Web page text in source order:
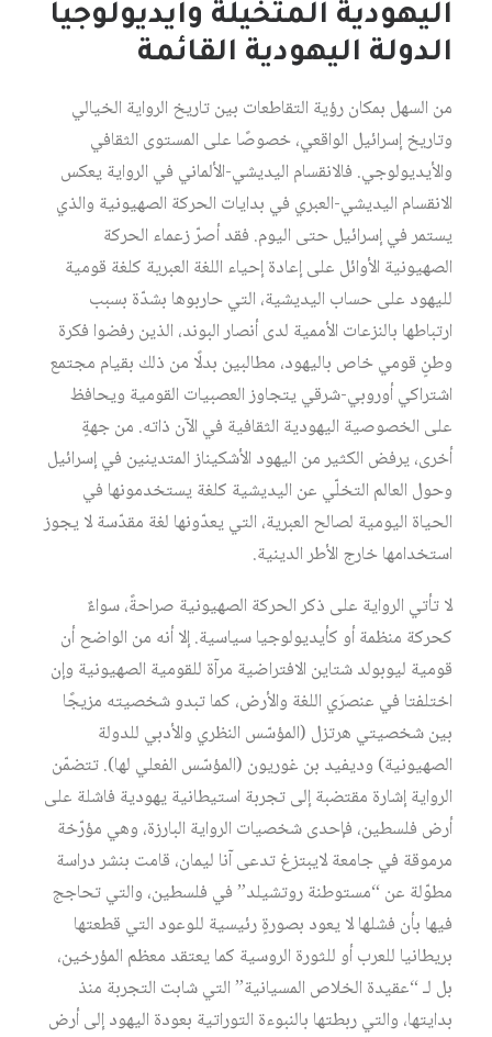
اليهودية المتخيلة وأيديولوجيا
الدولة اليهودية القائمة
من السهل بمكان رؤية التقاطعات بين تاريخ الرواية الخيالي
وتاريخ إسرائيل الواقعي، خصوصًا على المستوى الثقافي
والأيديولوجي. فالانقسام اليديشي-الألماني في الرواية يعكس
الانقسام اليديشي-العبري في بدايات الحركة الصهيونية والذي
يستمر في إسرائيل حتى اليوم. فقد أصرّ زعماء الحركة
الصهيونية الأوائل على إعادة إحياء اللغة العبرية كلغة قومية
لليهود على حساب اليديشية، التي حاربوها بشدّة بسبب
ارتباطها بالنزعات الأممية لدى أنصار البوند، الذين رفضوا فكرة
وطنٍ قومي خاص باليهود، مطالبين بدلًا من ذلك بقيام مجتمع
اشتراكي أوروبي-شرقي يتجاوز العصبيات القومية ويحافظ
على الخصوصية اليهودية الثقافية في الآن ذاته. من جهةٍ
أخرى، يرفض الكثير من اليهود الأشكيناز المتدينين في إسرائيل
وحول العالم التخلّي عن اليديشية كلغة يستخدمونها في
الحياة اليومية لصالح العبرية، التي يعدّونها لغة مقدّسة لا يجوز
استخدامها خارج الأطر الدينية.
لا تأتي الرواية على ذكر الحركة الصهيونية صراحةً، سواءٌ
كحركة منظمة أو كأيديولوجيا سياسية. إلا أنه من الواضح أن
قومية ليوبولد شتاين الافتراضية مرآة للقومية الصهيونية وإن
اختلفتا في عنصرَي اللغة والأرض، كما تبدو شخصيته مزيجًا
بين شخصيتي هرتزل (المؤسّس النظري والأدبي للدولة
الصهيونية) وديفيد بن غوريون (المؤسّس الفعلي لها). تتضمّن
الرواية إشارة مقتضبة إلى تجربة استيطانية يهودية فاشلة على
أرض فلسطين، فإحدى شخصيات الرواية البارزة، وهي مؤرّخة
مرموقة في جامعة لايبتزغ تدعى آنا ليمان، قامت بنشر دراسة
مطوّلة عن “مستوطنة روتشيلد” في فلسطين، والتي تحاجج
فيها بأن فشلها لا يعود بصورةٍ رئيسية للوعود التي قطعتها
بريطانيا للعرب أو للثورة الروسية كما يعتقد معظم المؤرخين،
بل لـ “عقيدة الخلاص المسيانية” التي شابت التجربة منذ
بدايتها، والتي ربطتها بالنبوءة التوراتية بعودة اليهود إلى أرض